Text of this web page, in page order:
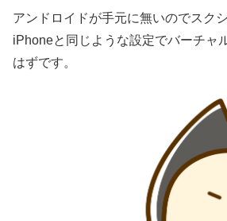
アンドロイドが手元に無いのでスク
iPhoneと同じような設定でバーチャ
はずです。